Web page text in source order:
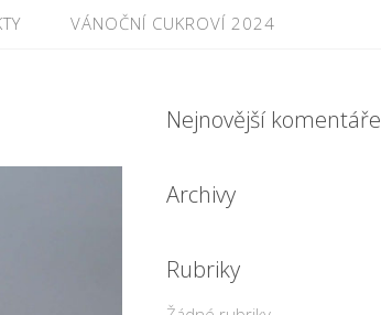
VÁNOČNÍ CUKROVÍ 2024
Nejnovější komentáře
Archivy
Rubriky